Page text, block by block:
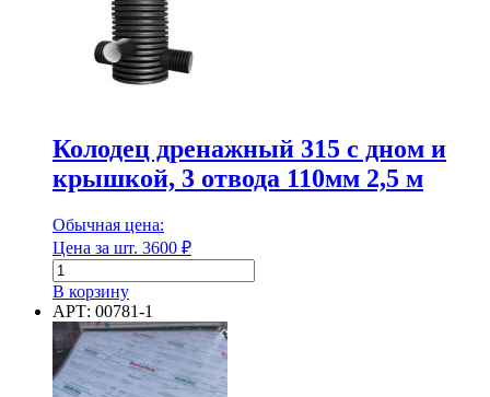
Колодец дренажный 315 с дном и
крышкой, 3 отвода 110мм 2,5 м
Обычная цена:
Цена за шт. 3600 ₽
Количество
товара
Колодец
дренажный
315
с
дном
В корзину
АРТ: 00781-1